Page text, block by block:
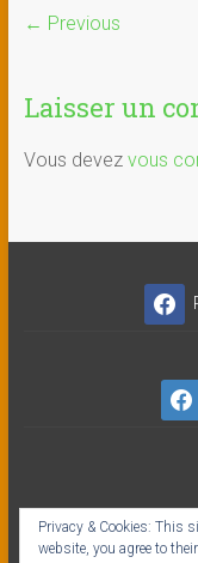
← Previous
Laisser un
Vous devez vous
Privacy & Cookies: This
website, you agree to